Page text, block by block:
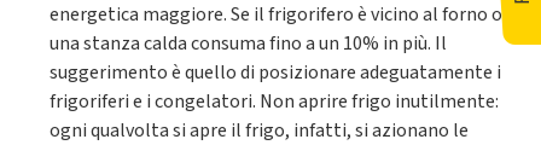
energetica maggiore. Se il frigorifero è vicino al forno o in
una stanza calda consuma fino a un 10% in più. Il
suggerimento è quello di posizionare adeguatamente i
frigoriferi e i congelatori. Non aprire frigo inutilmente:
ogni qualvolta si apre il frigo, infatti, si azionano le